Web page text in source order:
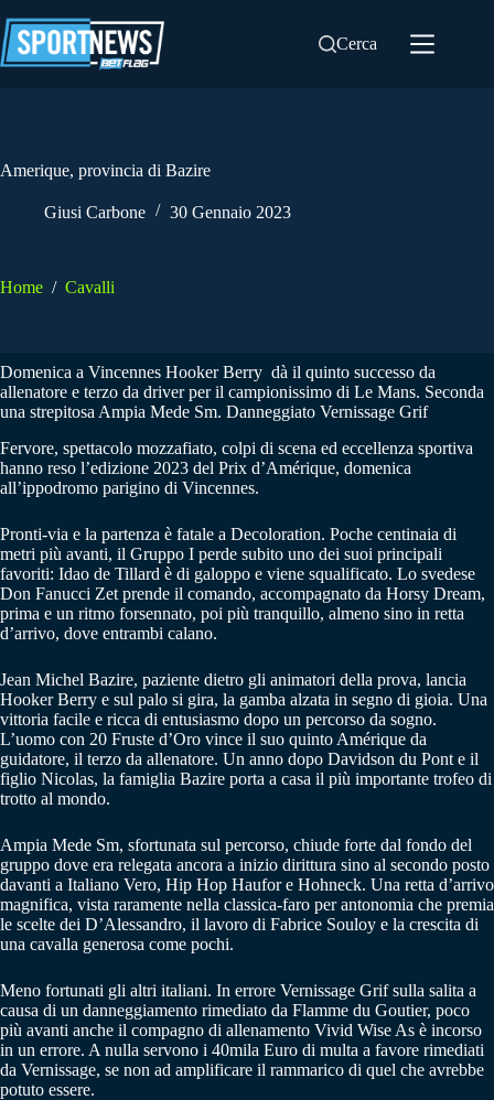
al
contenuto
Cerca
Amerique, provincia di Bazire
Giusi Carbone 30 Gennaio 2023
Home / Cavalli
Domenica a Vincennes Hooker Berry dà il quinto successo da
allenatore e terzo da driver per il campionissimo di Le Mans. Seconda
una strepitosa Ampia Mede Sm. Danneggiato Vernissage Grif
Fervore, spettacolo mozzafiato, colpi di scena ed eccellenza sportiva
hanno reso l’edizione 2023 del Prix d’Amérique, domenica
all’ippodromo parigino di Vincennes.
Pronti-via e la partenza è fatale a Decoloration. Poche centinaia di
metri più avanti, il Gruppo I perde subito uno dei suoi principali
favoriti: Idao de Tillard è di galoppo e viene squalificato. Lo svedese
Don Fanucci Zet prende il comando, accompagnato da Horsy Dream,
prima e un ritmo forsennato, poi più tranquillo, almeno sino in retta
d’arrivo, dove entrambi calano.
Jean Michel Bazire, paziente dietro gli animatori della prova, lancia
Hooker Berry e sul palo si gira, la gamba alzata in segno di gioia. Una
vittoria facile e ricca di entusiasmo dopo un percorso da sogno.
L’uomo con 20 Fruste d’Oro vince il suo quinto Amérique da
guidatore, il terzo da allenatore. Un anno dopo Davidson du Pont e il
figlio Nicolas, la famiglia Bazire porta a casa il più importante trofeo di
trotto al mondo.
Ampia Mede Sm, sfortunata sul percorso, chiude forte dal fondo del
gruppo dove era relegata ancora a inizio dirittura sino al secondo posto
davanti a Italiano Vero, Hip Hop Haufor e Hohneck. Una retta d’arrivo
magnifica, vista raramente nella classica-faro per antonomia che premia
le scelte dei D’Alessandro, il lavoro di Fabrice Souloy e la crescita di
una cavalla generosa come pochi.
Meno fortunati gli altri italiani. In errore Vernissage Grif sulla salita a
causa di un danneggiamento rimediato da Flamme du Goutier, poco
più avanti anche il compagno di allenamento Vivid Wise As è incorso
in un errore. A nulla servono i 40mila Euro di multa a favore rimediati
da Vernissage, se non ad amplificare il rammarico di quel che avrebbe
potuto essere.